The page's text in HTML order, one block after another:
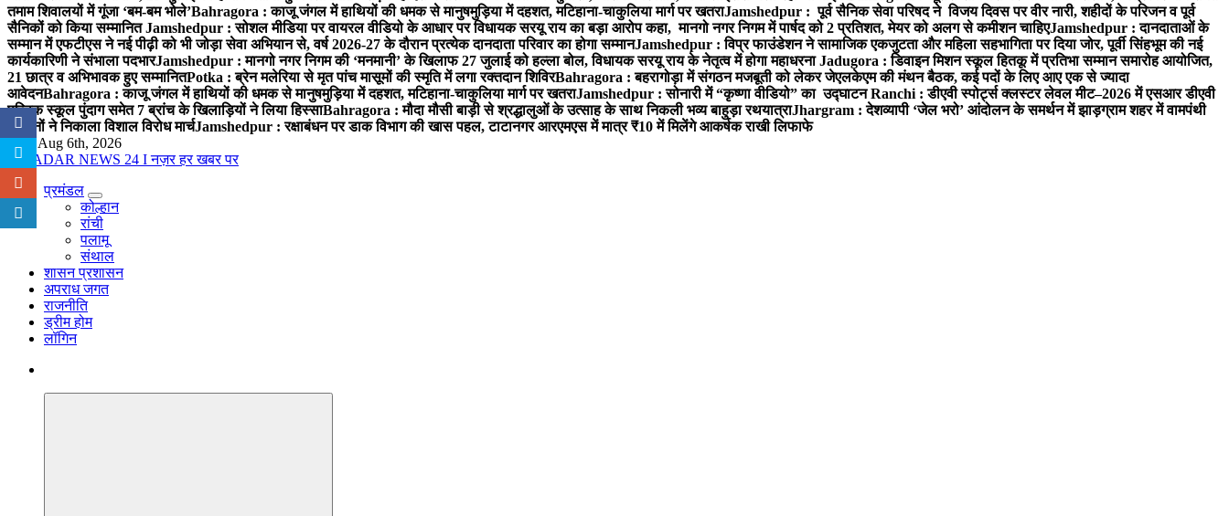
तमाम शिवालयों में गूंजा ‘बम-बम भोले’Bahragora : काजू जंगल में हाथियों की धमक से मानुषमुड़िया में दहशत, मटिहाना-चाकुलिया मार्ग पर खतराJamshedpur : पूर्व सैनिक सेवा परिषद ने विजय दिवस पर वीर नारी, शहीदों के परिजन व पूर्व
सैनिकों को किया सम्मानितJamshedpur : सोशल मीडिया पर वायरल वीडियो के आधार पर विधायक सरयू राय का बड़ा आरोप कहा, मानगो नगर निगम में पार्षद को 2 प्रतिशत, मेयर को अलग से कमीशन चाहिएJamshedpur : दानदाताओं के
सम्मान में एफटीएस ने नई पीढ़ी को भी जोड़ा सेवा अभियान से, वर्ष 2026-27 के दौरान प्रत्येक दानदाता परिवार का होगा सम्मानJamshedpur : विप्र फाउंडेशन ने सामाजिक एकजुटता और महिला सहभागिता पर दिया जोर, पूर्वी सिंहभूम की नई
कार्यकारिणी ने संभाला पदभारJamshedpur : मानगो नगर निगम की ‘मनमानी’ के खिलाफ 27 जुलाई को हल्ला बोल, विधायक सरयू राय के नेतृत्व में होगा महाधरनाJadugora : डिवाइन मिशन स्कूल हितकू में प्रतिभा सम्मान समारोह आयोजित,
21 छात्र व अभिभावक हुए सम्मानितPotka : ब्रेन मलेरिया से मृत पांच मासूमों की स्मृति में लगा रक्तदान शिविरBahragora : बहरागोड़ा में संगठन मजबूती को लेकर जेएलकेएम की मंथन बैठक, कई पदों के लिए आए एक से ज्यादा
आवेदनBahragora : काजू जंगल में हाथियों की धमक से मानुषमुड़िया में दहशत, मटिहाना-चाकुलिया मार्ग पर खतराJamshedpur : सोनारी में “कृष्णा वीडियो” का उद्घाटनRanchi : डीएवी स्पोर्ट्स क्लस्टर लेवल मीट–2026 में एसआर डीएवी
पब्लिक स्कूल पुंदाग समेत 7 ब्रांच के खिलाड़ियों ने लिया हिस्साBahragora : मौदा मौसी बाड़ी से श्रद्धालुओं के उत्साह के साथ निकली भव्य बाहुड़ा रथयात्राJhargram : देशव्यापी ‘जेल भरो’ आंदोलन के समर्थन में झाड़ग्राम शहर में वामपंथी
संगठनों ने निकाला विशाल विरोध मार्चJamshedpur : रक्षाबंधन पर डाक विभाग की खास पहल, टाटानगर आरएमएस में मात्र ₹10 में मिलेंगे आकर्षक राखी लिफाफे
Thu. Aug 6th, 2026
नज़र हर खबर पर
प्रमंडल
कोल्हान
रांची
पलामू
संथाल
शासन प्रशासन
अपराध जगत
राजनीति
ड्रीम होम
लॉगिन